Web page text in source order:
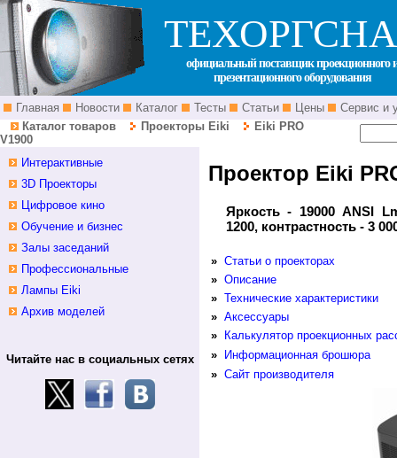
официальный поставщик проекционного
презентационного оборудования
Главная Новости Каталог Тесты Статьи Цены
Сервис и
Каталог товаров
Проекторы Eiki
Eiki PRO
V1900
Проектор Eiki
Яркость - 19000 ANSI
1200, контрастность - 3
» Статьи о проекторах
» Описание
» Технические характеристики
» Аксессуары
»
Калькулятор проекционных
»
Информационная брошюра
» Сайт производителя
Интерактивные
3D Проекторы
Цифровое кино
Обучение и бизнес
Залы заседаний
Профессиональные
Лампы Eiki
Архив моделей
Читайте нас в социальных сетях